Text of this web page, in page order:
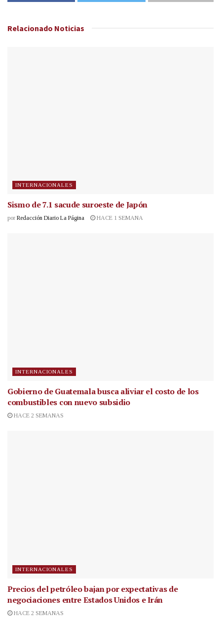
Relacionado Noticias
INTERNACIONALES
Sismo de 7.1 sacude suroeste de Japón
por Redacción Diario La Página HACE 1 SEMANA
INTERNACIONALES
Gobierno de Guatemala busca aliviar el costo de los
combustibles con nuevo subsidio
HACE 2 SEMANAS
INTERNACIONALES
Precios del petróleo bajan por expectativas de
negociaciones entre Estados Unidos e Irán
HACE 2 SEMANAS